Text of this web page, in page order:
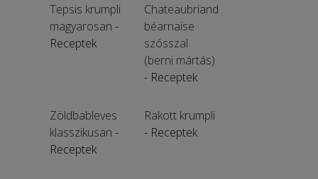
Tepsis krumpli
magyarosan -
Receptek
Chateaubriand
béarnaise
szósszal
(berni mártás)
- Receptek
Zöldbableves
klasszikusan -
Receptek
Rakott krumpli
- Receptek